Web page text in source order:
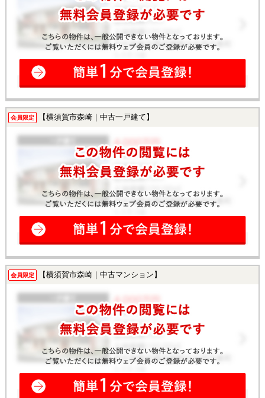
会員限定 【横須賀市森崎｜中古一戸建て】
会員限定 【横須賀市森崎｜中古マンション】